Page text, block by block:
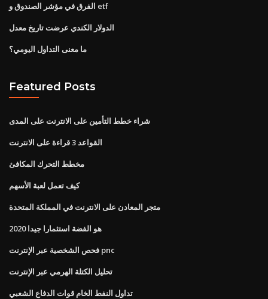
الفرق في مؤشر الصندوق و etf
الدولار الكندي عرضت تاريخ معدل
ما معنى التداول اليومي؟
Featured Posts
شراء خطط التأمين على الانترنت على المدى
القواعد 3 قراءة على الانترنت
مخطط التحرك المكافئ
كيف تعمل لعبة الأسهم
متجر المعادن على الانترنت في المملكة المتحدة
هو الفضة استثمارا جيدا 2020
فحص الشخصية عبر الإنترنت pnc
تحليل الكتلة الهرمي عبر الإنترنت
تداول النفط الخام قوات الدفاع الشعبي